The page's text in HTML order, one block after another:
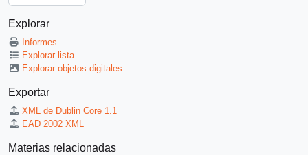
Explorar
Informes
Explorar lista
Explorar objetos digitales
Exportar
XML de Dublin Core 1.1
EAD 2002 XML
Materias relacionadas